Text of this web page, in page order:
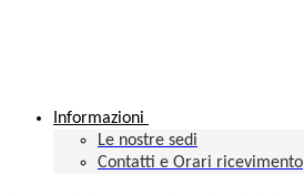
Informazioni
Le nostre sedi
Contatti e Orari ricevimento